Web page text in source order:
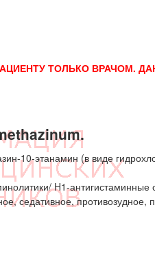
ТОЛЬКО ВРАЧОМ.
10-этанамин (в виде
H1-антигистаминные
седативное, противозудное,